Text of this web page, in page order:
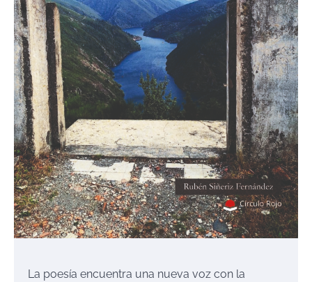
La poesía encuentra una nueva voz con la